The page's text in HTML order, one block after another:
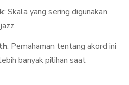
: Skala yang sering digunakan
: Pemahaman tentang akord ini
banyak pilihan saat